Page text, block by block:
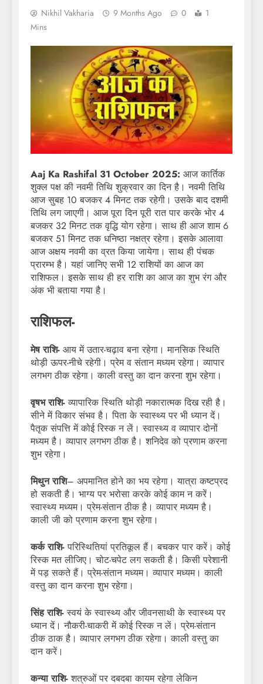
Nikhil Vakharia 9 Months Ago 0
1
Mins
Aaj Ka Rashifal 31 October 2025: आज कार्तिक
शुक्ल पक्ष की नवमी तिथि शुक्रवार का दिन है। नवमी तिथि
आज सुबह 10 बजकर 4 मिनट तक रहेगी। उसके बाद दशमी
तिथि लग जाएगी। आज पूरा दिन पूरी रात पार करके भोर 4
बजकर 32 मिनट तक वृद्धि योग रहेगा। साथ ही आज शाम 6
बजकर 51 मिनट तक धनिष्ठा नक्षत्र रहेगा। इसके आलावा
आज अक्षय नवमी का व्रत किया जायेगा। साथ ही पंचक
प्रारम्भ है। यहां जानिए सभी 12 राशियों का आज का
राशिफल। इसके साथ ही हर राशि का आज का शुभ रंग और
अंक भी बताया गया है।
राशिफल-
मेष राशि- आय में उतार-चढ़ाव बना रहेगा। मानसिक स्थिति
थोड़ी ऊपर-नीचे रहेगी। प्रेम व संतान मध्यम रहेगा। व्यापार
लगभग ठीक रहेगा। काली वस्तु का दान करना शुभ रहेगा।
वृषभ राशि-व्यापारिक स्थिति थोड़ी नकारात्मक दिख रही है।
सीने में विकार संभव है। पिता के स्वास्थ्य पर भी ध्यान दें।
पैतृक संपत्ति में कोई रिस्क न लें। स्वास्थ्य व व्यापार दोनों
मध्यम है। व्यापार लगभग ठीक है। शनिदेव को प्रणाम करना
शुभ रहेगा।
मिथुन राशि– अपमानित होने का भय रहेगा। यात्रा कष्टप्रद
हो सकती है। भाग्य पर भरोसा करके कोई काम न करें।
स्वास्थ्य मध्यम। प्रेम-संतान ठीक है। व्यापार मध्यम है।
काली जी को प्रणाम करना शुभ रहेगा।
कर्क राशि-परिस्थितियां प्रतिकूल हैं। बचकर पार करें। कोई
रिस्क मत लीजिए। चोट-चपेट लग सकती है। किसी परेशानी
में पड़ सकते हैं। प्रेम-संतान मध्यम। व्यापार मध्यम। काली
वस्तु का दान करना शुभ रहेगा।
सिंह राशि-स्वयं के स्वास्थ्य और जीवनसाथी के स्वास्थ्य पर
ध्यान दें। नौकरी-चाकरी में कोई रिस्क न लें। प्रेम-संतान
ठीक ठाक है। व्यापार लगभग ठीक रहेगा। काली वस्तु का
दान करें।
कन्या राशि-शत्रुओं पर दबदबा कायम रहेगा लेकिन